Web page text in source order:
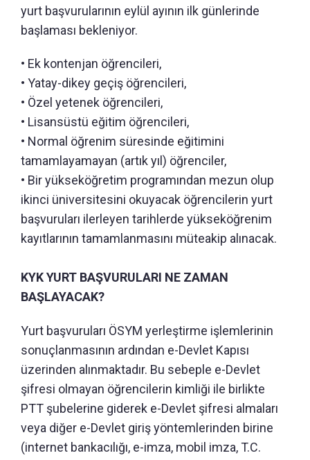
yurt başvurularının eylül ayının ilk günlerinde
başlaması bekleniyor.
• Ek kontenjan öğrencileri,
• Yatay-dikey geçiş öğrencileri,
• Özel yetenek öğrencileri,
• Lisansüstü eğitim öğrencileri,
• Normal öğrenim süresinde eğitimini
tamamlayamayan (artık yıl) öğrenciler,
• Bir yükseköğretim programından mezun olup
ikinci üniversitesini okuyacak öğrencilerin yurt
başvuruları ilerleyen tarihlerde yükseköğrenim
kayıtlarının tamamlanmasını müteakip alınacak.
KYK YURT BAŞVURULARI NE ZAMAN
BAŞLAYACAK?
Yurt başvuruları ÖSYM yerleştirme işlemlerinin
sonuçlanmasının ardından e-Devlet Kapısı
üzerinden alınmaktadır. Bu sebeple e-Devlet
şifresi olmayan öğrencilerin kimliği ile birlikte
PTT şubelerine giderek e-Devlet şifresi almaları
veya diğer e-Devlet giriş yöntemlerinden birine
(internet bankacılığı, e-imza, mobil imza, T.C.